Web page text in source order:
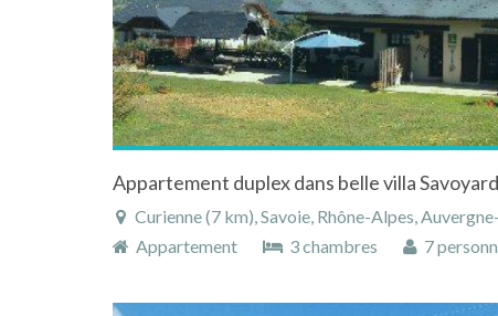
Appartement duplex dans belle villa
Curienne (7 km), Savoie, Rhône-Alpes,
Appartement
3 chambres 7